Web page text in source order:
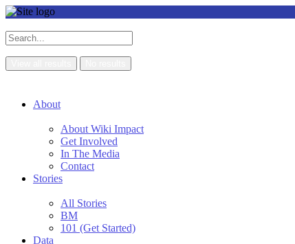
About
About Wiki Impact
Get Involved
In The Media
Contact
Stories
All Stories
BM
101 (Get Started)
Data